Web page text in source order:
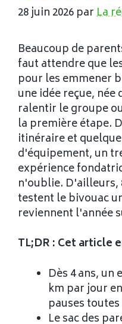
28 juin 2026 parLa
Beaucoup de
faut attendre que
pour les emmener
une idée reçue,
ralentir le groupe
la première étape.
itinéraire et
d'équipement, un
expérience
n'oublie. D'ailleurs,
testent le bivouac
reviennent l'année
TL;DR : Cet article
Dès 4 ans, un
km par jour
pauses
Le sac des